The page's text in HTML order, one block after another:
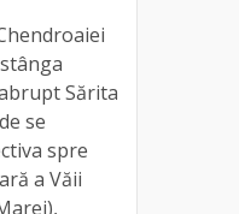
Sărita
se
spre
a Văii